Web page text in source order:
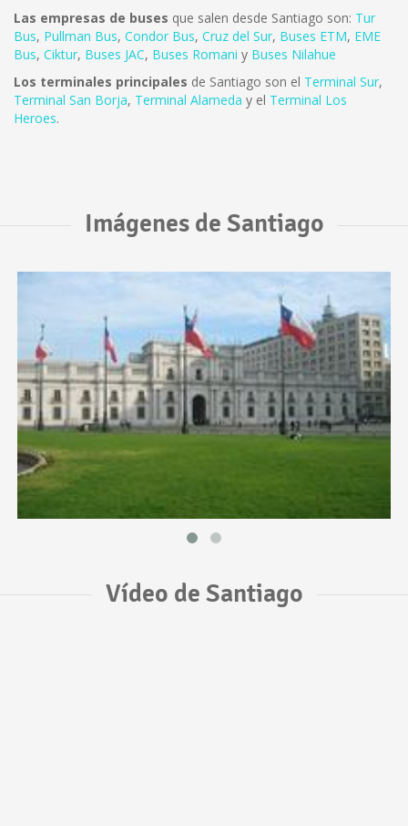
Las empresas de buses que salen desde Santiago son: Tur
Bus, Pullman Bus, Condor Bus, Cruz del Sur, Buses ETM, EME
Bus, Ciktur, Buses JAC, Buses Romani y Buses Nilahue
Los terminales principales de Santiago son el Terminal Sur,
Terminal San Borja, Terminal Alameda y el Terminal Los
Heroes.
Imágenes de Santiago
Vídeo de Santiago